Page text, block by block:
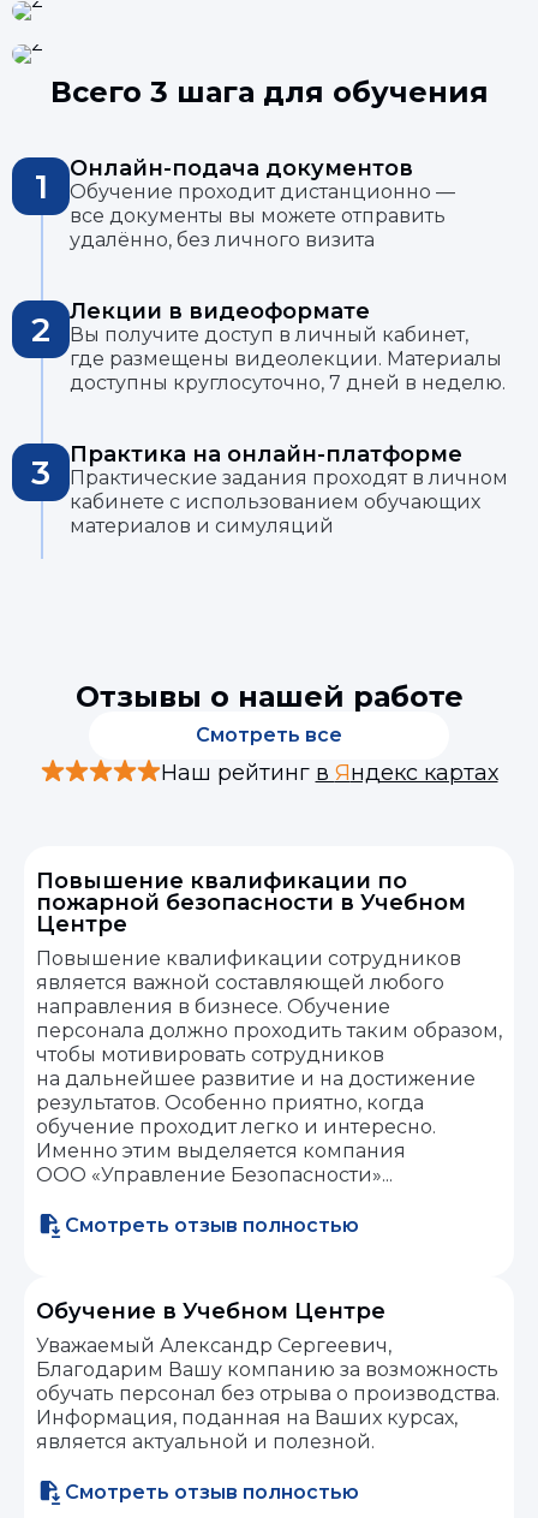
Всего 3 шага для обучения
1 Онлайн-подача документов
Обучение проходит дистанционно —
все документы вы можете отправить
удалённо, без личного визита
2 Лекции в видеоформате
Вы получите доступ в личный кабинет,
где размещены видеолекции. Материалы
доступны круглосуточно, 7 дней в неделю.
3 Практика на онлайн-платформе
Практические задания проходят в личном
кабинете с использованием обучающих
материалов и симуляций
Отзывы о нашей работе
Смотреть все
Наш рейтинг в Яндекс картах
Повышение квалификации по
пожарной безопасности в Учебном
Центре
Повышение квалификации сотрудников
является важной составляющей любого
направления в бизнесе. Обучение
персонала должно проходить таким образом,
чтобы мотивировать сотрудников
на дальнейшее развитие и на достижение
результатов. Особенно приятно, когда
обучение проходит легко и интересно.
Именно этим выделяется компания
ООО «Управление Безопасности»...
Смотреть отзыв полностью
Обучение в Учебном Центре
Уважаемый Александр Сергеевич,
Благодарим Вашу компанию за возможность
обучать персонал без отрыва о производства.
Информация, поданная на Ваших курсах,
является актуальной и полезной.
Смотреть отзыв полностью